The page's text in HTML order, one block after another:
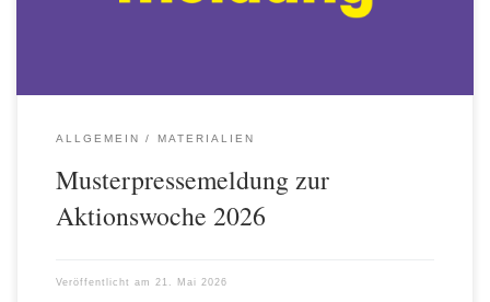
berücksichtigt, Guthaben bleiben blockiert. Das muss sich ändern,
ALLGEMEIN MATERIALIEN
Musterpressemeldung zur
Aktionswoche 2026
Veröffentlicht am 21. Mai 2026